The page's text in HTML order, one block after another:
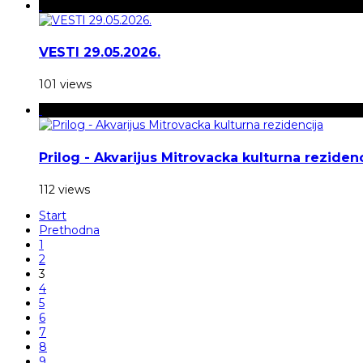
VESTI 29.05.2026.
101 views
Prilog - Akvarijus Mitrovacka kulturna
112 views
Start
Prethodna
1
2
3
4
5
6
7
8